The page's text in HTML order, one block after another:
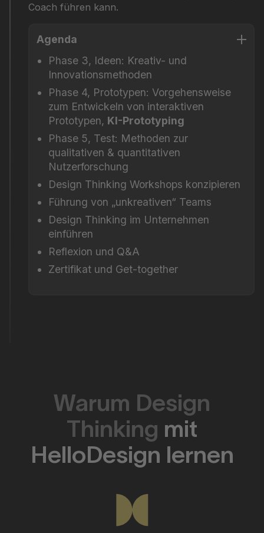
Coach führen kann.
Agenda
Phase 3, Ideen: Kreativ- und
Innovationsmethoden
Phase 4, Prototypen: Vorgehensweise
zum Entwickeln von interaktiven
Prototypen, KI-Prototyping
Phase 5, Test: Methoden zur
qualitativen & quantitativen
Nutzerforschung
Design Thinking Workshops konzipieren
Führung von „unkreativen“ Teams
Design Thinking im Unternehmen
einführen
Reflexion und Q&A
Zertifikat und Get-together
Warum Design
Thinking mit
HelloDesign lernen